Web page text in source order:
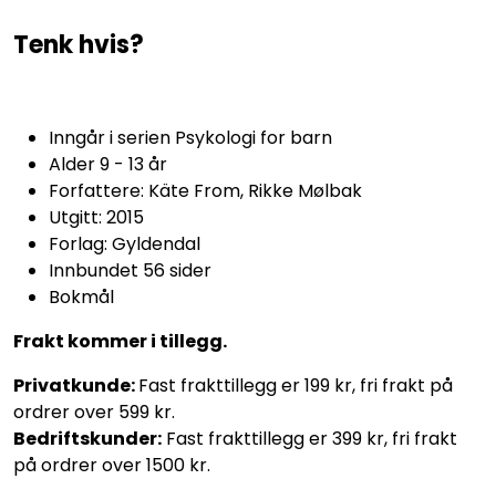
Tenk hvis?
Inngår i serien Psykologi for barn
Alder 9 - 13 år
Forfattere: Käte From, Rikke Mølbak
Utgitt: 2015
Forlag: Gyldendal
Innbundet 56 sider
Bokmål
Frakt kommer i tillegg.
Privatkunde:Fast frakttillegg er 199 kr, fri frakt på
ordrer over 599 kr.
Bedriftskunder: Fast frakttillegg er 399 kr, fri frakt
på ordrer over 1500 kr.